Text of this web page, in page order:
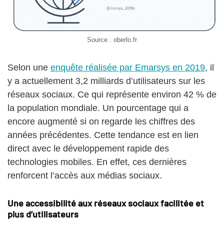
Source : oberlo.fr
Selon une enquête réalisée par Emarsys en 2019, il
y a actuellement 3,2 milliards d’utilisateurs sur les
réseaux sociaux. Ce qui représente environ 42 % de
la population mondiale. Un pourcentage qui a
encore augmenté si on regarde les chiffres des
années précédentes. Cette tendance est en lien
direct avec le développement rapide des
technologies mobiles. En effet, ces dernières
renforcent l’accès aux médias sociaux.
Une accessibilité aux réseaux sociaux facilitée et
plus d’utilisateurs